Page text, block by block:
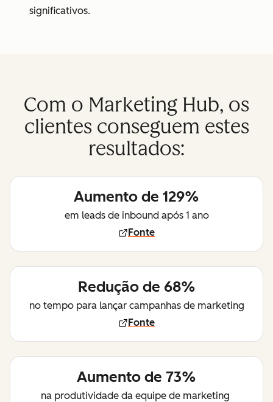
significativos.
Com o Marketing Hub, os
clientes conseguem estes
resultados:
Aumento de 129%
em leads de inbound após 1 ano
Fonte
Redução de 68%
no tempo para lançar campanhas de marketing
Fonte
Aumento de 73%
na produtividade da equipe de marketing